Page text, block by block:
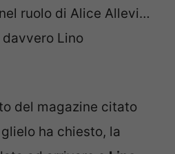
ruolo di Alice Allevi…
Lino
del magazine citato
ha chiesto, la